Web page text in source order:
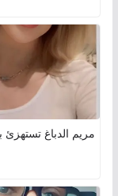
مريم الدباغ